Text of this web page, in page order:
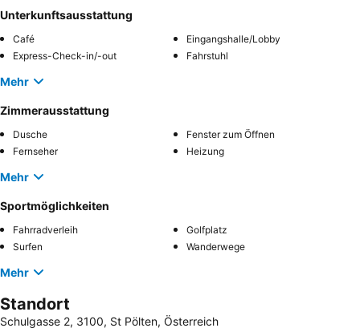
Unterkunftsausstattung
Café
Eingangshalle/Lobby
Express-Check-in/-out
Fahrstuhl
Mehr
Zimmerausstattung
Dusche
Fenster zum Öffnen
Fernseher
Heizung
Mehr
Sportmöglichkeiten
Fahrradverleih
Golfplatz
Surfen
Wanderwege
Mehr
Standort
Schulgasse 2, 3100, St Pölten, Österreich